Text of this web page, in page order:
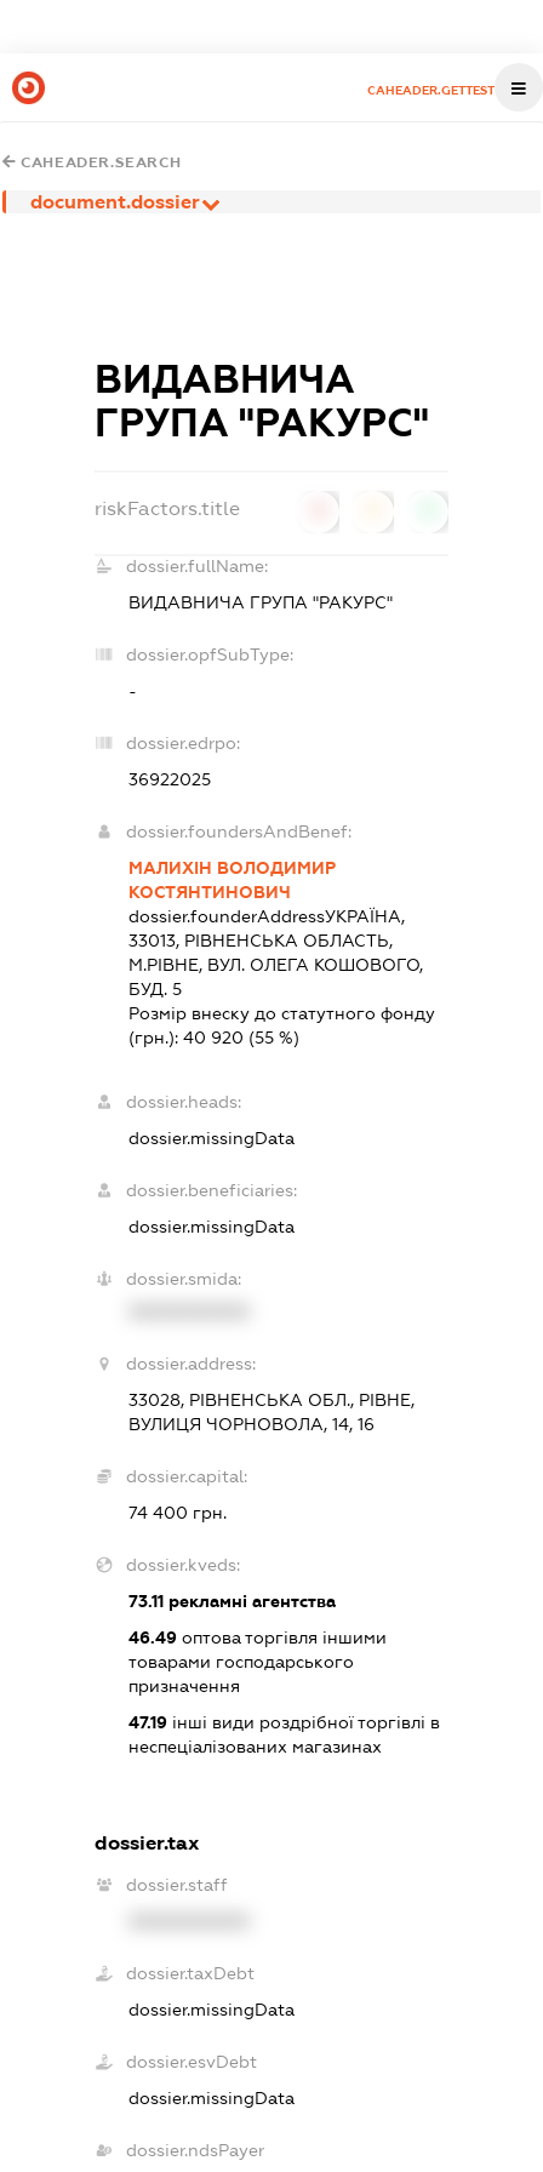
CAHEADER.GETTEST
CAHEADER.SEARCH
document.dossier
ВИДАВНИЧА
ГРУПА "РАКУРС"
riskFactors.title
dossier.fullName:
ВИДАВНИЧА ГРУПА "РАКУРС"
dossier.opfSubType:
-
dossier.edrpo:
36922025
dossier.foundersAndBenef:
МАЛИХІН ВОЛОДИМИР
КОСТЯНТИНОВИЧ
dossier.founderAddressУКРАЇНА,
33013, РIВНЕНСЬКА ОБЛАСТЬ,
М.РІВНЕ, ВУЛ. ОЛЕГА КОШОВОГО,
БУД. 5
Розмір внеску до статутного фонду
(грн.): 40 920 (55 %)
dossier.heads:
dossier.missingData
dossier.beneficiaries:
dossier.missingData
dossier.smida:
dossier.address:
33028, РІВНЕНСЬКА ОБЛ., РІВНЕ,
ВУЛИЦЯ ЧОРНОВОЛА, 14, 16
dossier.capital:
74 400 грн.
dossier.kveds:
73.11рекламні агентства
46.49оптова торгівля іншими
товарами господарського
призначення
47.19інші види роздрібної торгівлі в
неспеціалізованих магазинах
dossier.tax
dossier.staff
dossier.taxDebt
dossier.missingData
dossier.esvDebt
dossier.missingData
dossier.ndsPayer